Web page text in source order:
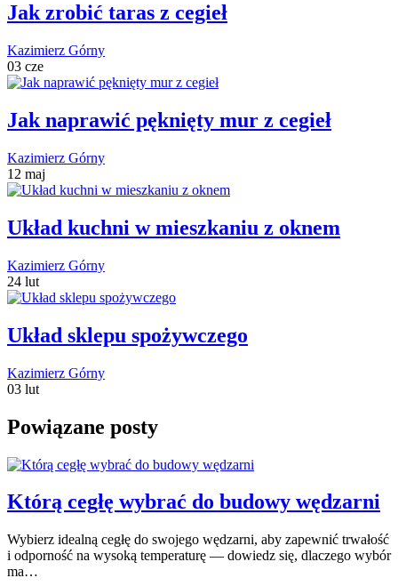
Jak zrobić taras z cegieł
Kazimierz Górny
03 cze
Jak naprawić pęknięty mur z cegieł
Kazimierz Górny
12 maj
Układ kuchni w mieszkaniu z oknem
Kazimierz Górny
24 lut
Układ sklepu spożywczego
Kazimierz Górny
03 lut
Powiązane posty
Którą cegłę wybrać do budowy wędzarni
Wybierz idealną cegłę do swojego wędzarni, aby zapewnić trwałość
i odporność na wysoką temperaturę — dowiedz się, dlaczego wybór
ma…